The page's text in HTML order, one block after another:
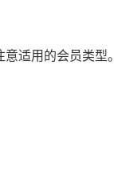
意适用的会员类型